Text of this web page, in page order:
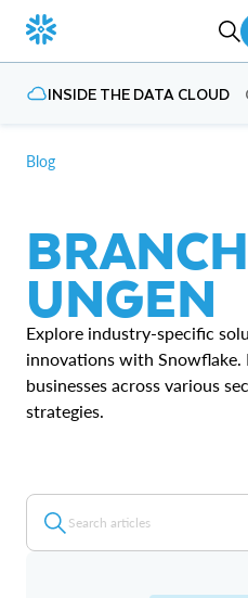
INSIDE THE DATA CLOUD
Blog
UNGEN
Explore industry-specific
innovations with Snowflake.
businesses across various
strategies.